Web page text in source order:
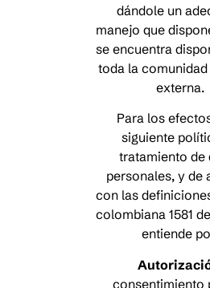
dándole un
manejo que
se encuentra
toda la
externa.
Para los
siguiente
tratamiento de
personales, y de
con las
colombiana 1581
entiende
consentimiento